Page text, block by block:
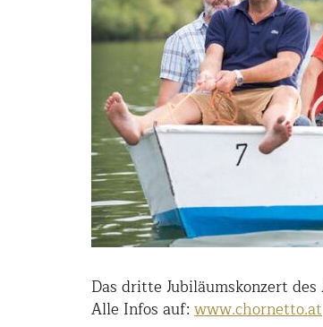
Das dritte Jubiläumskonzert
Alle Infos auf: www.chornetto.at